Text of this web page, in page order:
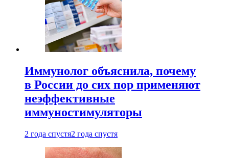
Иммунолог объяснила, почему
в России до сих пор применяют
неэффективные
иммуностимуляторы
2 года спустя2 года спустя